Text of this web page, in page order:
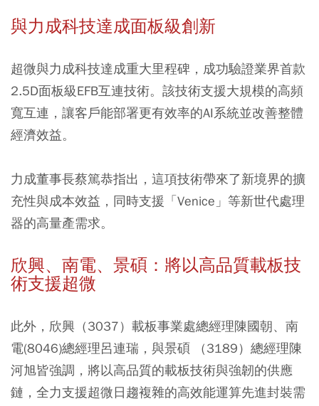
與力成科技達成面板級創新
超微與力成科技達成重大里程碑，成功驗證業界首款
2.5D面板級EFB互連技術。該技術支援大規模的高頻
寬互連，讓客戶能部署更有效率的AI系統並改善整體
經濟效益。
力成董事長蔡篤恭指出，這項技術帶來了新境界的擴
充性與成本效益，同時支援「Venice」等新世代處理
器的高量產需求。
欣興、南電、景碩：將以高品質載板技
術支援超微
此外，欣興（3037）載板事業處總經理陳國朝、南
電(8046)總經理呂連瑞，與景碩 （3189）總經理陳
河旭皆強調，將以高品質的載板技術與強韌的供應
鏈，全力支援超微日趨複雜的高效能運算先進封裝需